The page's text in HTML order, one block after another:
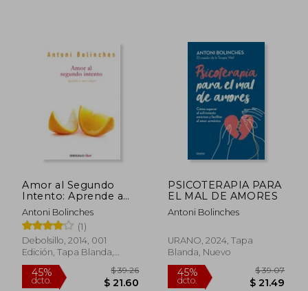
dcto. $ 32.38
45%
dcto.
Amor al Segundo
Intento: Aprende a
Amar Mejor (Clave)
Antoni Bolinches
(1)
Debolsillo, 2014, 001
Edición, Tapa Blanda,
Usado
PSICOTERAPIA PARA
EL MAL DE AMORES
Antoni Bolinches
URANO, 2024, Tapa
Blanda, Nuevo